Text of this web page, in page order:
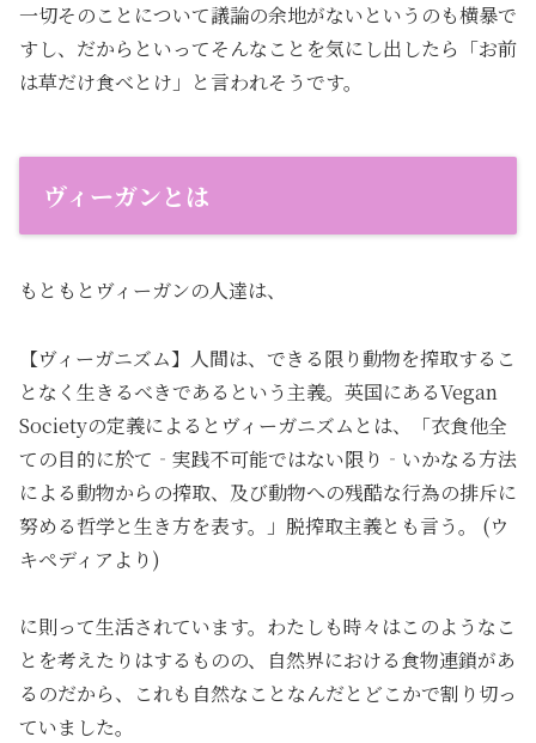
一切そのことについて議論の余地がないというのも横暴で
すし、だからといってそんなことを気にし出したら「お前
は草だけ食べとけ」と言われそうです。
ヴィーガンとは
もともとヴィーガンの人達は、
【ヴィーガニズム】人間は、できる限り動物を搾取するこ
となく生きるべきであるという主義。英国にあるVegan
Societyの定義によるとヴィーガニズムとは、「衣食他全
ての目的に於て‐実践不可能ではない限り‐いかなる方法
による動物からの搾取、及び動物への残酷な行為の排斥に
努める哲学と生き方を表す。」脱搾取主義とも言う。 (ウ
キペディアより)
に則って生活されています。わたしも時々はこのようなこ
とを考えたりはするものの、自然界における食物連鎖があ
るのだから、これも自然なことなんだとどこかで割り切っ
ていました。